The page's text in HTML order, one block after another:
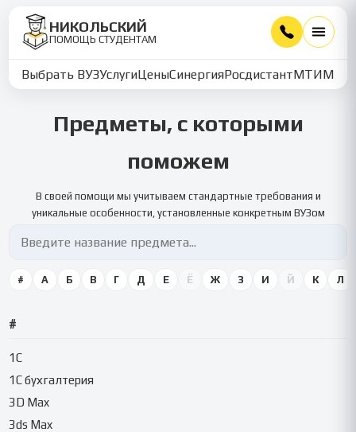
НИКОЛЬСКИЙ
ПОМОЩЬ СТУДЕНТАМ
Выбрать ВУЗУслугиЦеныСинергияРосдистантМТИММУ
Предметы, с которыми
поможем
В своей помощи мы учитываем стандартные требования и
уникальные особенности, установленные конкретным ВУЗом
# А Б В Г Д Е Ё Ж З И Й К Л
#
1C
1C бухгалтерия
3D Max
3ds Max